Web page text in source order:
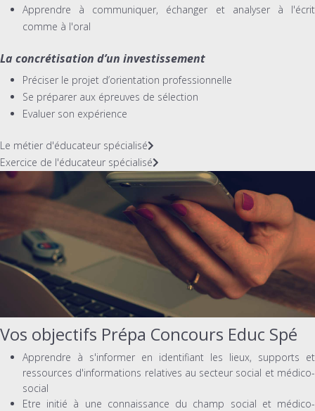
Apprendre à communiquer, échanger et analyser à l'écrit
comme à l'oral
La concrétisation d’un investissement
Préciser le projet d’orientation professionnelle
Se préparer aux épreuves de sélection
Evaluer son expérience
Le métier d'éducateur spécialisé
Exercice de l'éducateur spécialisé
Vos objectifs Prépa Concours Educ Spé
Apprendre à s'informer en identifiant les lieux, supports et
ressources d'informations relatives au secteur social et médico-
social
Etre initié à une connaissance du champ social et médico-